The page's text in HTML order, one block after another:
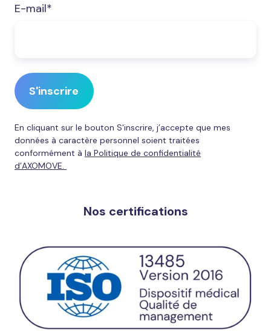
E-mail*
En cliquant sur le bouton S'inscrire, j’accepte que mes
données à caractère personnel soient traitées
conformément à la Politique de confidentialité
d’AXOMOVE.
Nos certifications